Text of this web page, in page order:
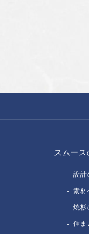
スムース
設計
素材
焼杉
住ま